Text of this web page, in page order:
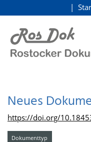
zum Inhalt
Neues
https://doi.org/
Dokumenttyp